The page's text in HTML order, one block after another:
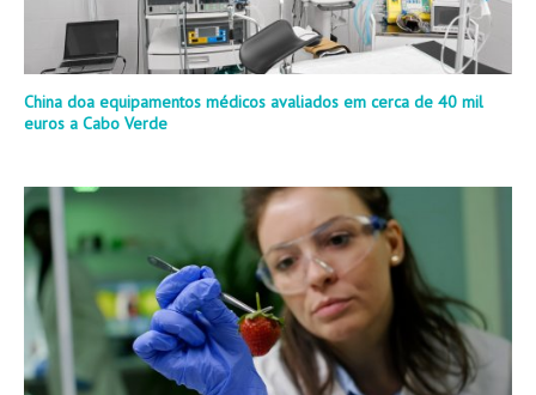
China doa equipamentos médicos avaliados em cerca de 40 mil
euros a Cabo Verde